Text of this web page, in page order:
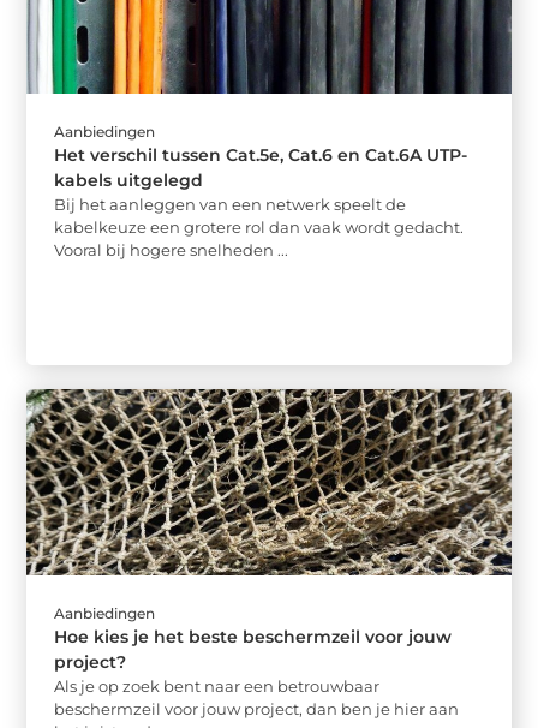
Aanbiedingen
Het verschil tussen Cat.5e, Cat.6 en Cat.6A UTP-
kabels uitgelegd
Bij het aanleggen van een netwerk speelt de
kabelkeuze een grotere rol dan vaak wordt gedacht.
Vooral bij hogere snelheden ...
Aanbiedingen
Hoe kies je het beste beschermzeil voor jouw
project?
Als je op zoek bent naar een betrouwbaar
beschermzeil voor jouw project, dan ben je hier aan